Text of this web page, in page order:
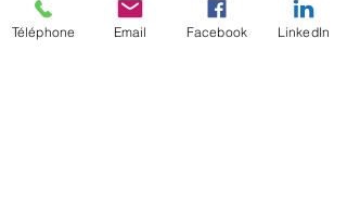
son impact excède un certain seuil de
tolérance pour toute personne normale.
Téléphone Email Facebook LinkedIn